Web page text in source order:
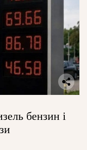
бензин і